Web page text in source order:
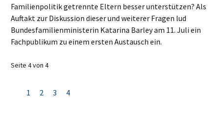
Familienpolitik getrennte Eltern besser unterstützen? Als
Auftakt zur Diskussion dieser und weiterer Fragen lud
Bundesfamilienministerin Katarina Barley am 11. Juli ein
Fachpublikum zu einem ersten Austausch ein.
Seite 4 von 4
1 2 3 4